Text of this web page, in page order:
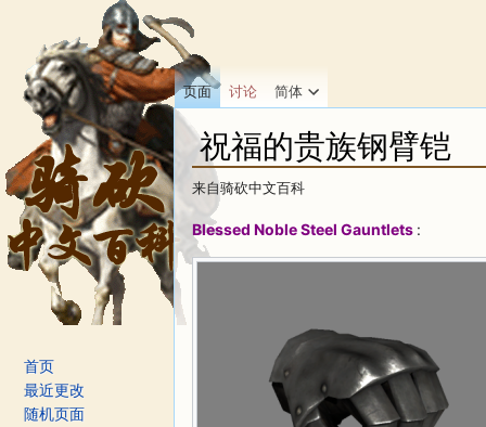
祝福的贵族钢臂铠
来自骑砍中文百科
跳转至：
Blessed Noble Steel Gauntlets :
页面 讨论 简体
首页
最近更改
随机页面